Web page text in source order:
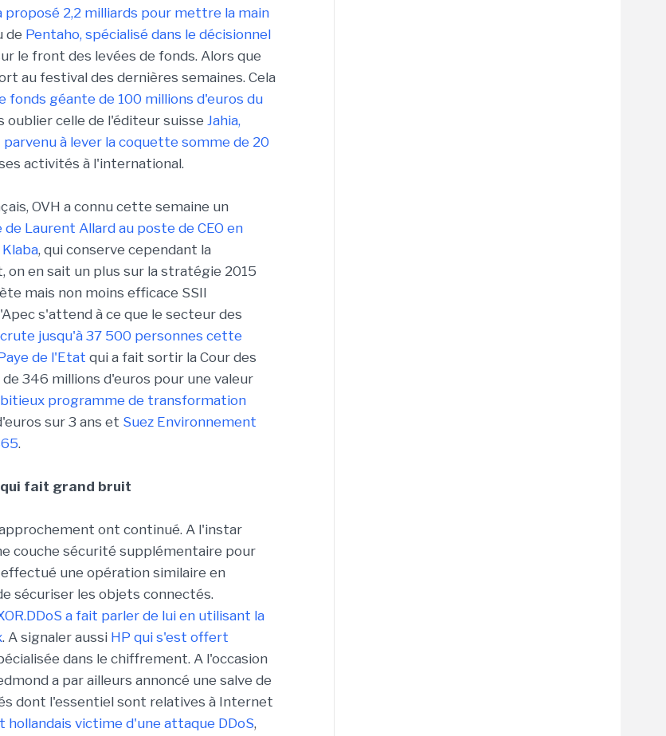
proposé 2,2 milliards pour mettre la main
de Pentaho, spécialisé dans le décisionnel
le front des levées de fonds. Alors que
au festival des dernières semaines. Cela
fonds géante de 100 millions d'euros du
oublier celle de l'éditeur suisse Jahia,
à lever la coquette somme de 20
activités à l'international.
OVH a connu cette semaine un
de Laurent Allard au poste de CEO en
, qui conserve cependant la
on en sait un plus sur la stratégie 2015
mais non moins efficace SSII
s'attend à ce que le secteur des
jusqu'à 37 500 personnes cette
de l'Etat qui a fait sortir la Cour des
346 millions d'euros pour une valeur
programme de transformation
sur 3 ans et Suez Environnement
.
qui fait grand bruit
ont continué. A l'instar
couche sécurité supplémentaire pour
une opération similaire en
sécuriser les objets connectés.
a fait parler de lui en utilisant la
. A signaler aussi HP qui s'est offert
dans le chiffrement. A l'occasion
a par ailleurs annoncé une salve de
dont l'essentiel sont relatives à Internet
hollandais victime d'une attaque DDoS,